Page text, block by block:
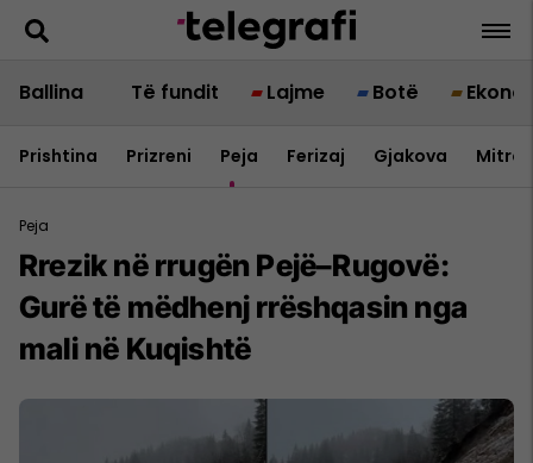
Ballina Të fundit Lajme Botë
Prishtina Prizreni Peja Ferizaj Gjakova
Peja
Rrezik në rrugën Pejë–Rugovë:
Gurë të mëdhenj rrëshqasin nga
mali në Kuqishtë